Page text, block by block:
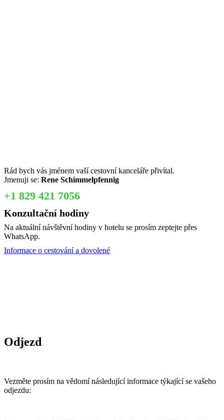
Rád bych vás jménem vaší cestovní kanceláře přivítal.
Jmenuji se: Rene Schimmelpfennig
+1 829 421 7056
Konzultační hodiny
Na aktuální návštěvní hodiny v hotelu se prosím zeptejte přes
WhatsApp.
Informace o cestování a dovolené
Odjezd
Vezměte prosím na vědomí následující informace týkající se vašeho
odjezdu: